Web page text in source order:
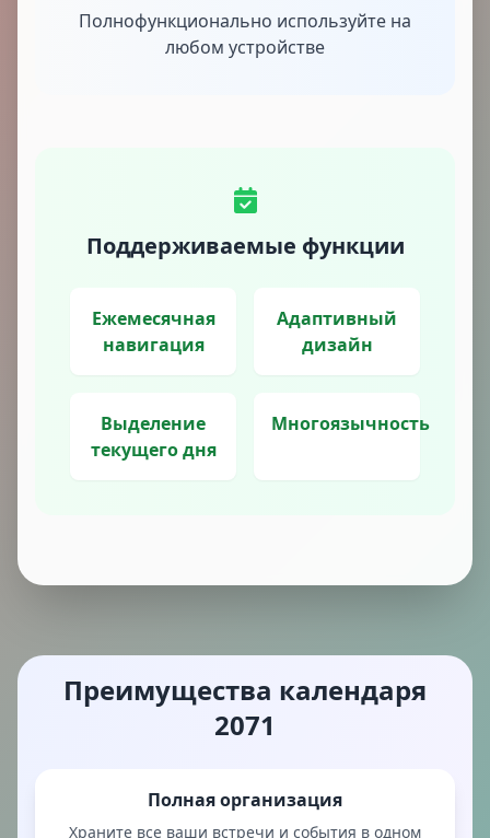
Полнофункционально используйте на
любом устройстве
Поддерживаемые функции
Ежемесячная
навигация
Адаптивный
дизайн
Выделение
текущего дня
Многоязычность
Преимущества календаря
2071
Полная организация
Храните все ваши встречи и события в одном